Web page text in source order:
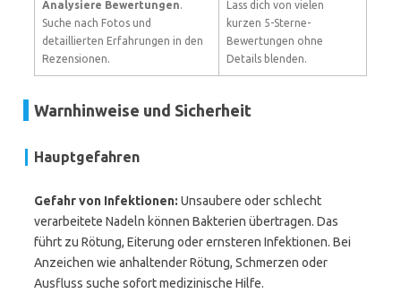
Analysiere Bewertungen.
Suche nach Fotos und
detaillierten Erfahrungen in den
Rezensionen.
Lass dich von vielen
kurzen 5-Sterne-
Bewertungen ohne
Details blenden.
Warnhinweise und Sicherheit
Hauptgefahren
Gefahr von Infektionen: Unsaubere oder schlecht
verarbeitete Nadeln können Bakterien übertragen. Das
führt zu Rötung, Eiterung oder ernsteren Infektionen. Bei
Anzeichen wie anhaltender Rötung, Schmerzen oder
Ausfluss suche sofort medizinische Hilfe.